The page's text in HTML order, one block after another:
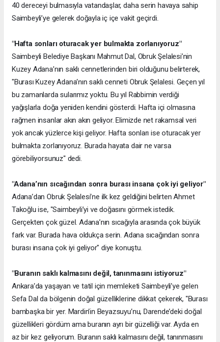
40 dereceyi bulmasıyla vatandaşlar, daha serin havaya sahip
Saimbeyli’ye gelerek doğayla iç içe vakit geçirdi.
"Hafta sonları oturacak yer bulmakta zorlanıyoruz"
Saimbeyli Belediye Başkanı Mahmut Dal, Obruk Şelalesi’nin
Kuzey Adana’nın saklı cennetlerinden biri olduğunu belirterek,
"Burası Kuzey Adana’nın saklı cenneti Obruk Şelalesi. Geçen yıl
bu zamanlarda sularımız yoktu. Bu yıl Rabbimin verdiği
yağışlarla doğa yeniden kendini gösterdi. Hafta içi olmasına
rağmen insanlar akın akın geliyor. Elimizde net rakamsal veri
yok ancak yüzlerce kişi geliyor. Hafta sonları ise oturacak yer
bulmakta zorlanıyoruz. Burada hayata dair ne varsa
görebiliyorsunuz" dedi.
"Adana’nın sıcağından sonra burası insana çok iyi geliyor"
Adana’dan Obruk Şelalesi’ne ilk kez geldiğini belirten Ahmet
Takoğlu ise, "Saimbeyli’yi ve doğasını görmek istedik.
Gerçekten çok güzel. Adana’nın sıcağıyla arasında çok büyük
fark var. Burada hava oldukça serin. Adana sıcağından sonra
burası insana çok iyi geliyor" diye konuştu.
"Buranın saklı kalmasını değil, tanınmasını istiyoruz"
Ankara’da yaşayan ve tatil için memleketi Saimbeyli’ye gelen
Sefa Dal da bölgenin doğal güzelliklerine dikkat çekerek, "Burası
bambaşka bir yer. Mardin’in Beyazsuyu’nu, Darende’deki doğal
güzellikleri gördüm ama buranın ayrı bir güzelliği var. Ayda en
az bir kez geliyorum. Buranın saklı kalmasını değil, tanınmasını